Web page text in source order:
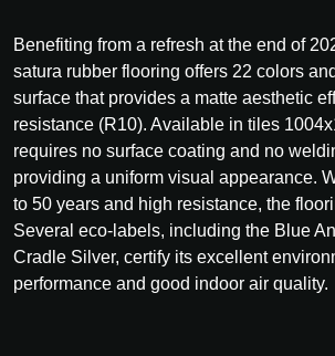
Benefiting from a refresh at the end of
satura rubber flooring offers 22 colors
surface that provides a matte aesthetic
resistance (R10). Available in tiles
requires no surface coating and no
providing a uniform visual appearance.
to 50 years and high resistance, the
Several eco-labels, including the Blue
Cradle Silver, certify its excellent
performance and good indoor air quality.